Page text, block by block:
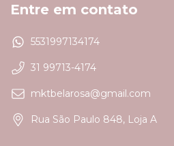
Entre em contato
5531997134174
31 99713-4174
mktbelarosa@gmail.com
Rua São Paulo 848, Loja A